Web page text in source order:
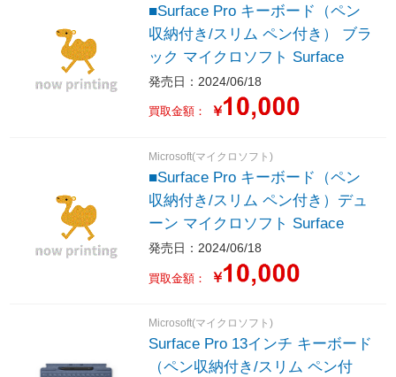
■Surface Pro キーボード（ペン
収納付き/スリム ペン付き） ブラ
ック マイクロソフト Surface
発売日：2024/06/18
買取金額： ￥
Microsoft(マイクロソフト)
■Surface Pro キーボード（ペン
収納付き/スリム ペン付き）デュ
ーン マイクロソフト Surface
発売日：2024/06/18
買取金額： ￥
Microsoft(マイクロソフト)
Surface Pro 13インチ キーボード
（ペン収納付き/スリム ペン付